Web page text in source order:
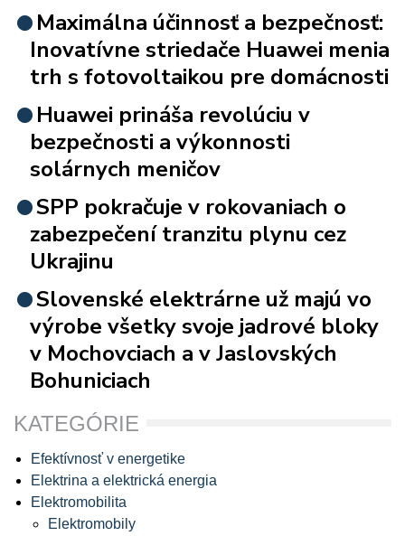
Maximálna účinnosť a bezpečnosť:
Inovatívne striedače Huawei menia
trh s fotovoltaikou pre domácnosti
Huawei prináša revolúciu v
bezpečnosti a výkonnosti
solárnych meničov
SPP pokračuje v rokovaniach o
zabezpečení tranzitu plynu cez
Ukrajinu
Slovenské elektrárne už majú vo
výrobe všetky svoje jadrové bloky
v Mochovciach a v Jaslovských
Bohuniciach
KATEGÓRIE
Efektívnosť v energetike
Elektrina a elektrická energia
Elektromobilita
Elektromobily